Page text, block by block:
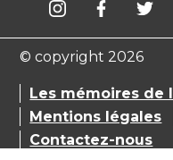
© copyright 2026
Les mémoires de
Mentions légales
Contactez-nous